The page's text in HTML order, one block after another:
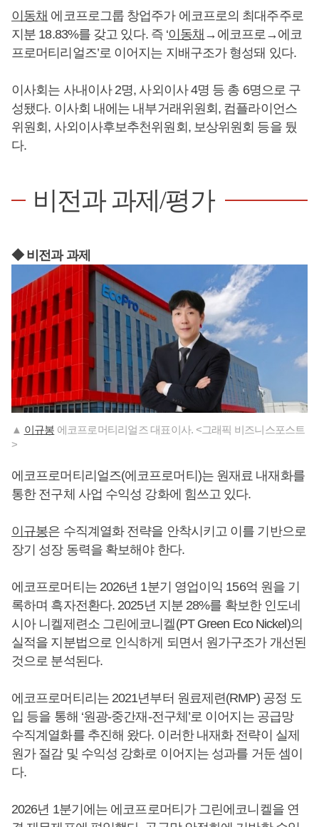
이동채 에코프로그룹 창업주가 에코프로의 최대주주로
지분 18.83%를 갖고 있다. 즉 ‘이동채 →에코프로→에코
프로머티리얼즈’로 이어지는 지배구조가 형성돼 있다.
이사회는 사내이사 2명, 사외이사 4명 등 총 6명으로 구
성됐다. 이사회 내에는 내부거래위원회, 컴플라이언스
위원회, 사외이사후보추천위원회, 보상위원회 등을 뒀
다.
비전과 과제/평가
◆ 비전과 과제
▲ 이규봉 에코프로머티리얼즈 대표이사. <그래픽 비즈니스포스트
>
에코프로머티리얼즈(에코프로머티)는 원재료 내재화를
통한 전구체 사업 수익성 강화에 힘쓰고 있다.
이규봉은 수직계열화 전략을 안착시키고 이를 기반으로
장기 성장 동력을 확보해야 한다.
에코프로머티는 2026년 1분기 영업이익 156억 원을 기
록하며 흑자전환다. 2025년 지분 28%를 확보한 인도네
시아 니켈제련소 그린에코니켈(PT Green Eco Nickel)의
실적을 지분법으로 인식하게 되면서 원가구조가 개선된
것으로 분석된다.
에코프로머티리는 2021년부터 원료제련(RMP) 공정 도
입 등을 통해 ‘원광-중간재-전구체’로 이어지는 공급망
수직계열화를 추진해 왔다. 이러한 내재화 전략이 실제
원가 절감 및 수익성 강화로 이어지는 성과를 거둔 셈이
다.
2026년 1분기에는 에코프로머티가 그린에코니켈을 연